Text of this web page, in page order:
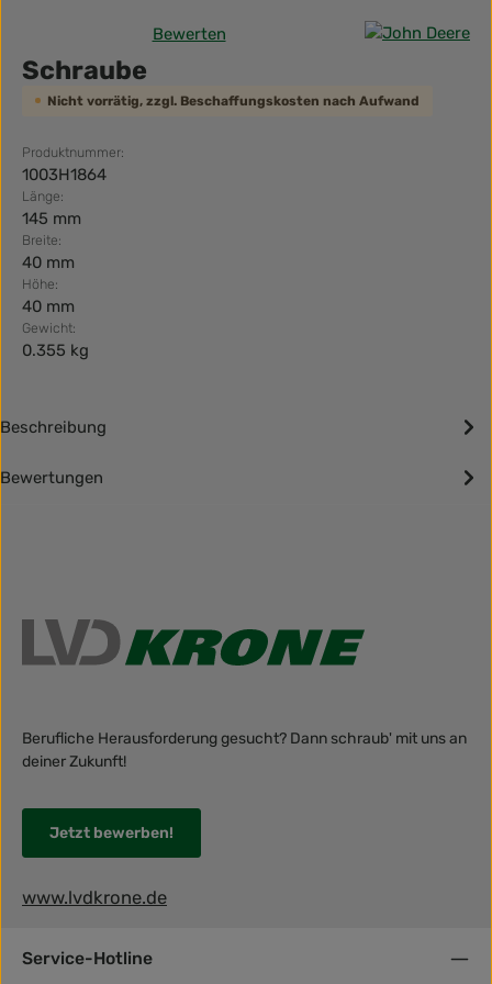
Durchschnittliche Bewertung von 0 von 5 Sternen
Bewerten
Schraube
Nicht vorrätig, zzgl. Beschaffungskosten nach Aufwand
Produktnummer:
1003H1864
Länge:
145 mm
Breite:
40 mm
Höhe:
40 mm
Gewicht:
0.355 kg
Beschreibung
Bewertungen
Berufliche Herausforderung gesucht? Dann schraub' mit uns an
deiner Zukunft!
Jetzt bewerben!
www.lvdkrone.de
Service-Hotline